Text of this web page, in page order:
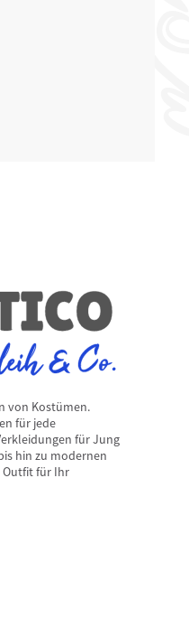
von Kostümen.
für jede
für Jung
hin zu modernen
Outfit für Ihr